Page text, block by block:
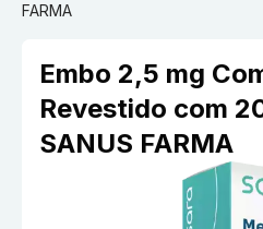
FARMA
Embo 2,5 mg
Revestido com
SANUS FARMA